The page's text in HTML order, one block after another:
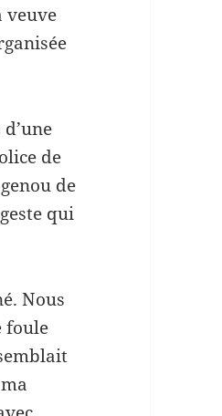
veuve
de
de
qui
Nous
foule